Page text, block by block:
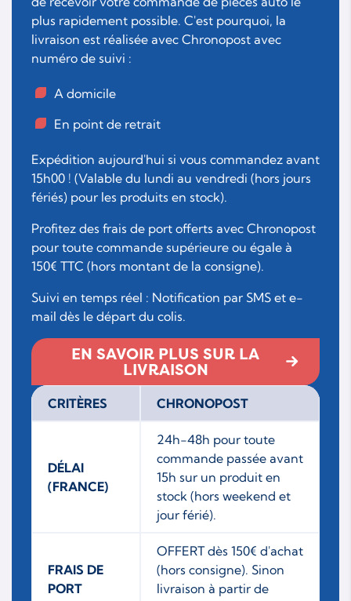
plus rapidement possible. C'est pourquoi, la
livraison est réalisée avec Chronopost avec
numéro de suivi :
A domicile
En point de retrait
Expédition aujourd'hui si vous commandez avant
15h00 ! (Valable du lundi au vendredi (hors jours
fériés) pour les produits en stock).
Profitez des frais de port offerts avec Chronopost
pour toute commande supérieure ou égale à
150€ TTC (hors montant de la consigne).
Suivi en temps réel : Notification par SMS et e-
mail dès le départ du colis.
EN SAVOIR PLUS SUR LA
LIVRAISON
CRITÈRES CHRONOPOST
DÉLAI
(FRANCE)
24h-48h pour toute
commande passée avant
15h sur un produit en
stock (hors weekend et
jour férié).
FRAIS DE
PORT
OFFERT dès 150€ d'achat
(hors consigne). Sinon
livraison à partir de